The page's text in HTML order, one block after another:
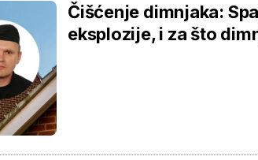
Čišćenje dimnjaka:
eksplozije, i za što